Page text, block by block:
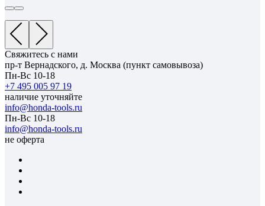
Свяжитесь с нами
пр-т Вернадского, д. Москва (пункт самовывоза)
Пн-Вс 10-18
+7 495 005 97 19
наличие уточняйте
info@honda-tools.ru
Пн-Вс 10-18
info@honda-tools.ru
не оферта